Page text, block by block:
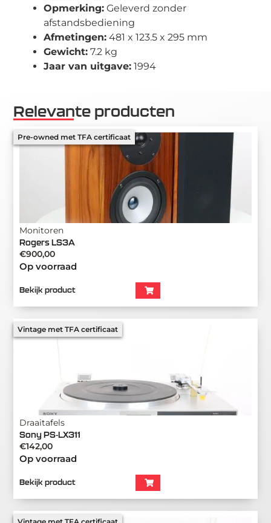
Opmerking: Geleverd zonder
afstandsbediening
Afmetingen: 481 x 123.5 x 295 mm
Gewicht: 7.2 kg
Jaar van uitgave: 1994
Relevante producten
Pre-owned met TFA certificaat
Monitoren
Rogers LS3A
€900,00
Op voorraad
Bekijk product
Vintage met TFA certificaat
Draaitafels
Sony PS-LX311
€142,00
Op voorraad
Bekijk product